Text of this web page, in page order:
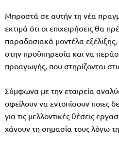
Μπροστά σε αυτήν τη νέα
εκτιμά ότι οι επιχειρήσεις θα
παραδοσιακά μοντέλα
στην προϋπηρεσία και να
προαγωγής, που στηρίζονται
Σύμφωνα με την εταιρεία
οφείλουν να εντοπίσουν ποιες
για τις μελλοντικές θέσεις
χάνουν τη σημασία τους λόγω